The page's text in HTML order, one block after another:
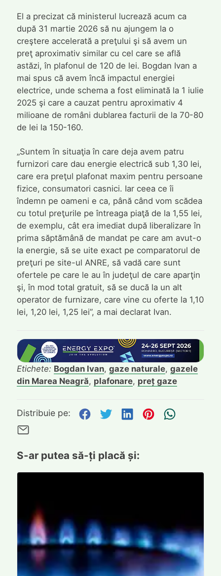
El a precizat că ministerul lucrează acum ca
după 31 martie 2026 să nu ajungem la o
creştere accelerată a preţului şi să avem un
preţ aproximativ similar cu cel care se află
astăzi, în plafonul de 120 de lei. Bogdan Ivan a
mai spus că avem încă impactul energiei
electrice, unde schema a fost eliminată la 1 iulie
2025 şi care a cauzat pentru aproximativ 4
milioane de români dublarea facturii de la 70-80
de lei la 150-160.
„Suntem în situaţia în care deja avem patru
furnizori care dau energie electrică sub 1,30 lei,
care era preţul plafonat maxim pentru persoane
fizice, consumatori casnici. Iar ceea ce îi
îndemn pe oameni e ca, până când vom scădea
cu totul preţurile pe întreaga piaţă de la 1,55 lei,
de exemplu, cât era imediat după liberalizare în
prima săptămână de mandat pe care am avut-o
la energie, să se uite exact pe comparatorul de
preţuri pe site-ul ANRE, să vadă care sunt
ofertele pe care le au în judeţul de care aparţin
şi, în mod total gratuit, să se ducă la un alt
operator de furnizare, care vine cu oferte la 1,10
lei, 1,20 lei, 1,25 lei”, a mai declarat Ivan.
Etichete: Bogdan Ivan, gaze naturale, gazele
din Marea Neagră, plafonare, preț gaze
Distribuie pe: Distribuie pe Facebook
Distribuie pe
Distribuie pe
Distribuie
S-ar putea să-ți placă și: